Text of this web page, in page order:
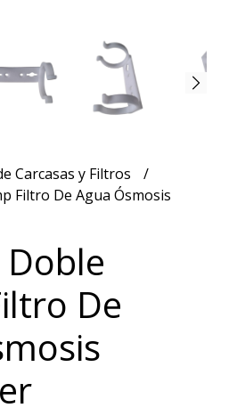
Carcasas y Filtros
Filtro De Agua Ósmosis
De